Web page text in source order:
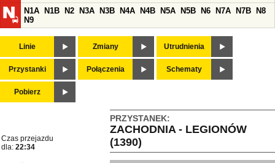
N1A
N1B N2 N3A N3B N4A N4B N5A N5B N6 N7A N7B
N8
N9
Linie Zmiany Utrudnienia
Przystanki Połączenia Schematy
Pobierz
PRZYSTANEK:
ZACHODNIA - LEGIONÓW
(1390)
Czas przejazdu
dla: 22:34